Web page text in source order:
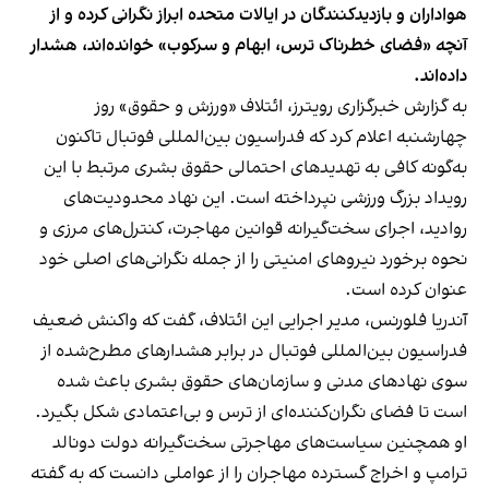
هواداران و بازدیدکنندگان در ایالات متحده ابراز نگرانی کرده و از
آنچه «فضای خطرناک ترس، ابهام و سرکوب» خوانده‌اند، هشدار
داده‌اند.
به گزارش خبرگزاری رویترز، ائتلاف «ورزش و حقوق» روز
چهارشنبه اعلام کرد که فدراسیون بین‌المللی فوتبال تاکنون
به‌گونه کافی به تهدیدهای احتمالی حقوق بشری مرتبط با این
رویداد بزرگ ورزشی نپرداخته است. این نهاد محدودیت‌های
روادید، اجرای سخت‌گیرانه قوانین مهاجرت، کنترل‌های مرزی و
نحوه برخورد نیروهای امنیتی را از جمله نگرانی‌های اصلی خود
عنوان کرده است.
آندریا فلورنس، مدیر اجرایی این ائتلاف، گفت که واکنش ضعیف
فدراسیون بین‌المللی فوتبال در برابر هشدارهای مطرح‌شده از
سوی نهادهای مدنی و سازمان‌های حقوق بشری باعث شده
است تا فضای نگران‌کننده‌ای از ترس و بی‌اعتمادی شکل بگیرد.
او همچنین سیاست‌های مهاجرتی سخت‌گیرانه دولت دونالد
ترامپ و اخراج گسترده مهاجران را از عواملی دانست که به گفته